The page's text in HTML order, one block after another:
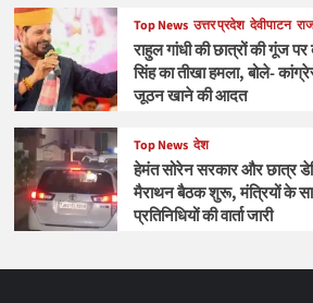
Top News उत्तर प्रदेश देवीपाटन
राहुल गांधी की छात्रों की गूंज
सिंह का तीखा हमला, बोले-
जूठन खाने की आदत
Top News देश
हेमंत सोरेन सरकार और छात्र
मैराथन बैठक शुरू, मंत्रियों के
प्रतिनिधियों की वार्ता जारी